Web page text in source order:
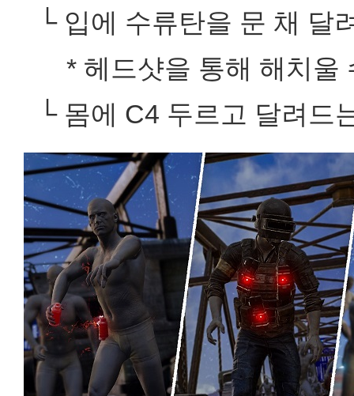
└ 입에 수류탄을 문 채 달
* 헤드샷을 통해 해치울
└ 몸에 C4 두르고 달려드